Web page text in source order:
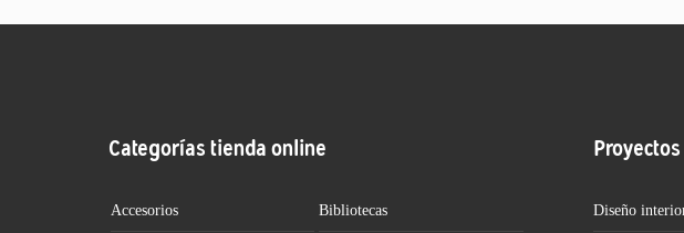
Categorías tienda online
Accesorios Bibliotecas Diseño